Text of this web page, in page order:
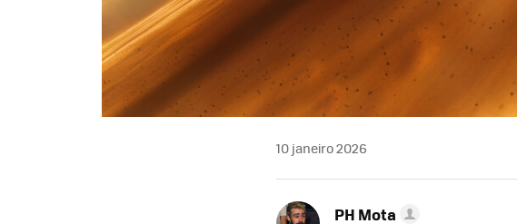
10 janeiro 2026
PH Mota